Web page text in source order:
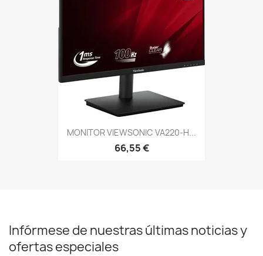
MONITOR VIEWSONIC VA220-H...
66,55 €
Infórmese de nuestras últimas noticias y
ofertas especiales